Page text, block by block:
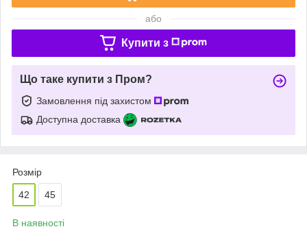
або
Купити з
Що таке купити з Пром?
Замовлення під захистом
Доступна доставка
Розмір
42 45
В наявності